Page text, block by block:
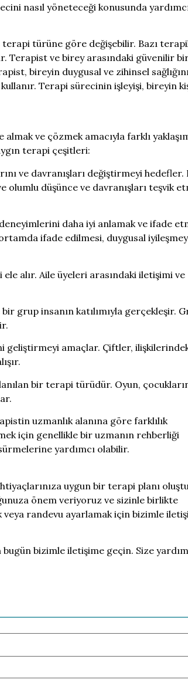
nasıl yöneteceği konusunda
türüne göre değişebilir. Bazı
Terapist ve birey arasındaki güvenilir
bireyin duygusal ve zihinsel
Terapi sürecinin işleyişi, bireyin
ve çözmek amacıyla farklı
terapi çeşitleri:
ve davranışları değiştirmeyi hedefler.
düşünce ve davranışları teşvik
daha iyi anlamak ve ifade
ifade edilmesi, duygusal
alır. Aile üyeleri arasındaki iletişimi ve
grup insanın katılımıyla gerçekleşir.
geliştirmeyi amaçlar. Çiftler,
bir terapi türüdür. Oyun,
uzmanlık alanına göre farklılık
için genellikle bir uzmanın rehberliği
yardımcı olabilir.
uygun bir terapi planı
önem veriyoruz ve sizinle birlikte
randevu ayarlamak için bizimle
bugün bizimle iletişime geçin. Size